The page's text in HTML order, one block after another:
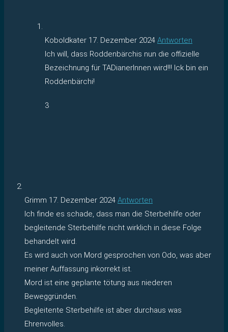
Koboldkater 17. Dezember 2024 Antworten
Ich will, dass Roddenbärchis nun die offizielle
Bezeichnung für TADianerInnen wird!!! Ick bin ein
Roddenbärchi!
3
Grimm 17. Dezember 2024 Antworten
Ich finde es schade, dass man die Sterbehilfe oder
begleitende Sterbehilfe nicht wirklich in diese Folge
behandelt wird.
Es wird auch von Mord gesprochen von Odo, was aber
meiner Auffassung inkorrekt ist.
Mord ist eine geplante tötung aus niederen
Beweggründen.
Begleitente Sterbehilfe ist aber durchaus was
Ehrenvolles.